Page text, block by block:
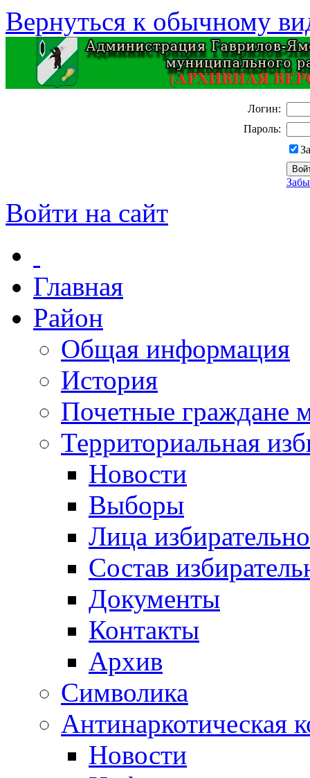
Вернуться к обычному
Логин:
Пароль:
Войти на сайт
Главная
Район
Общая информация
История
Почетные граждане
Территориальная
Новости
Выборы
Лица
Состав
Документы
Контакты
Архив
Символика
Антинаркотическая
Новости